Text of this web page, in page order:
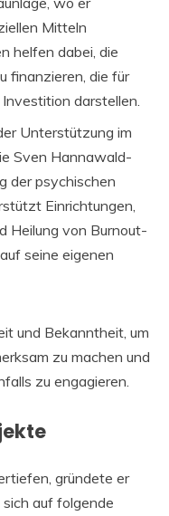
Mitteln
helfen dabei, die
finanzieren, die für
darstellen.
Unterstützung im
Sven Hannawald-
der psychischen
Einrichtungen,
Heilung von Burnout-
seine eigenen
und Bekanntheit, um
zu machen und
zu engagieren.
gründete er
sich auf folgende